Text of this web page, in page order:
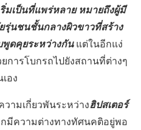
มเป็นที่แพร่หลาย หมายถึงผู้มี
รุ่นชนชั้นกลางผิวขาวที่สร้าง
ดคุยระหว่างกันแต่ในอีกแง่
การโบกรถไปยังสถานที่ต่างๆ
อง
ามเกี่ยวพันระหว่างฮิปสเตอร์
กมีความต่างทางทัศนคติอยู่พอ